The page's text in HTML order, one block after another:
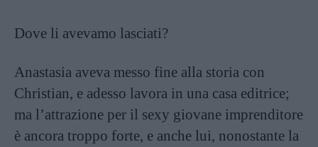
Dove li avevamo lasciati?
Anastasia aveva messo fine alla storia con
Christian, e adesso lavora in una casa editrice;
ma l’attrazione per il sexy giovane imprenditore
è ancora troppo forte, e anche lui, nonostante la